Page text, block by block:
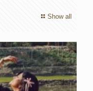
Show all